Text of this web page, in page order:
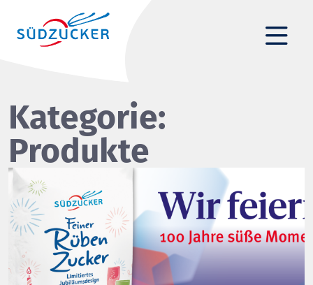
Kategorie:
Produkte